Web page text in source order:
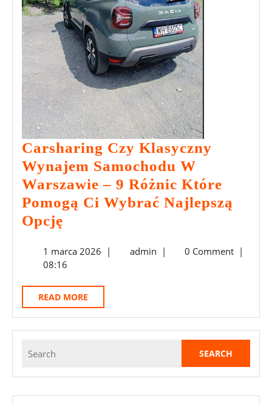
Carsharing Czy Klasyczny
Wynajem Samochodu W
Warszawie – 9 Różnic Które
Pomogą Ci Wybrać Najlepszą
Opcję
Klasyczny
Samochodu
W
Warszawie
1 marca 20261 | adminadmin
| 0 Comment |
08:16
READ MORE
MORE
for: